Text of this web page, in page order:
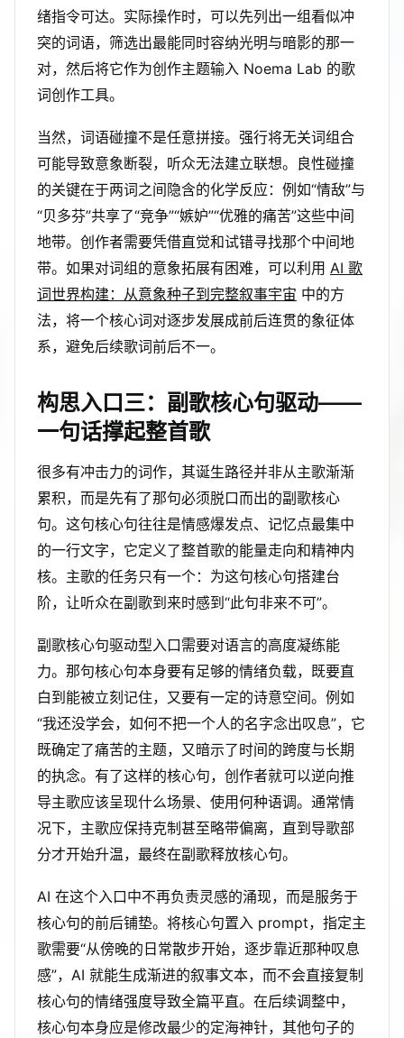
绪指令可达。实际操作时，可以先列出一组看似冲
突的词语，筛选出最能同时容纳光明与暗影的那一
对，然后将它作为创作主题输入 Noema Lab 的歌
词创作工具。
当然，词语碰撞不是任意拼接。强行将无关词组合
可能导致意象断裂，听众无法建立联想。良性碰撞
的关键在于两词之间隐含的化学反应：例如“情敌”与
“贝多芬”共享了“竞争”“嫉妒”“优雅的痛苦”这些中间
地带。创作者需要凭借直觉和试错寻找那个中间地
带。如果对词组的意象拓展有困难，可以利用 AI 歌
词世界构建：从意象种子到完整叙事宇宙 中的方
法，将一个核心词对逐步发展成前后连贯的象征体
系，避免后续歌词前后不一。
构思入口三：副歌核心句驱动——
一句话撑起整首歌
很多有冲击力的词作，其诞生路径并非从主歌渐渐
累积，而是先有了那句必须脱口而出的副歌核心
句。这句核心句往往是情感爆发点、记忆点最集中
的一行文字，它定义了整首歌的能量走向和精神内
核。主歌的任务只有一个：为这句核心句搭建台
阶，让听众在副歌到来时感到“此句非来不可”。
副歌核心句驱动型入口需要对语言的高度凝练能
力。那句核心句本身要有足够的情绪负载，既要直
白到能被立刻记住，又要有一定的诗意空间。例如
“我还没学会，如何不把一个人的名字念出叹息”，它
既确定了痛苦的主题，又暗示了时间的跨度与长期
的执念。有了这样的核心句，创作者就可以逆向推
导主歌应该呈现什么场景、使用何种语调。通常情
况下，主歌应保持克制甚至略带偏离，直到导歌部
分才开始升温，最终在副歌释放核心句。
AI 在这个入口中不再负责灵感的涌现，而是服务于
核心句的前后铺垫。将核心句置入 prompt，指定主
歌需要“从傍晚的日常散步开始，逐步靠近那种叹息
感”，AI 就能生成渐进的叙事文本，而不会直接复制
核心句的情绪强度导致全篇平直。在后续调整中，
核心句本身应是修改最少的定海神针，其他句子的